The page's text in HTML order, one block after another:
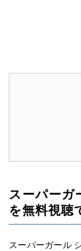
スーパーガ
を無料視聴
スーパーガール